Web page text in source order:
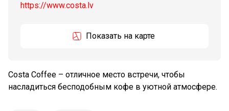
https://www.costa.lv
Показать на карте
Costa Coffee – отличное место встречи, чтобы
насладиться бесподобным кофе в уютной атмосфере.